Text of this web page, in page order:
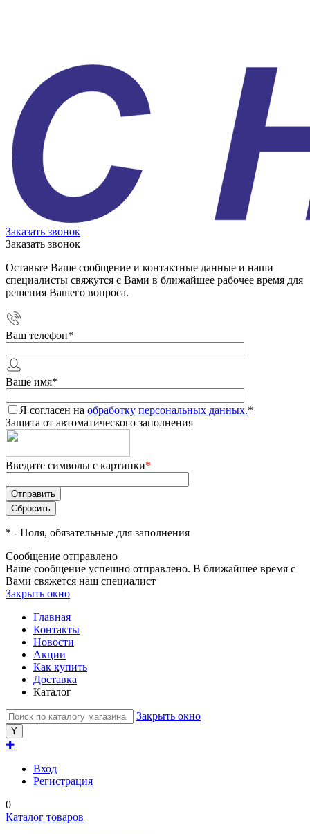
Заказать звонок
Заказать звонок
Оставьте Ваше сообщение и контактные данные и наши
специалисты свяжутся с Вами в ближайшее рабочее время для
решения Вашего вопроса.
Ваш телефон*
Ваше имя*
Я согласен на обработку персональных данных.*
Защита от автоматического заполнения
Введите символы с картинки*
* - Поля, обязательные для заполнения
Сообщение отправлено
Ваше сообщение успешно отправлено. В ближайшее время с
Вами свяжется наш специалист
Закрыть окно
Главная
Контакты
Новости
Акции
Как купить
Доставка
Каталог
Закрыть окно
✚
Вход
Регистрация
0
Каталог товаров